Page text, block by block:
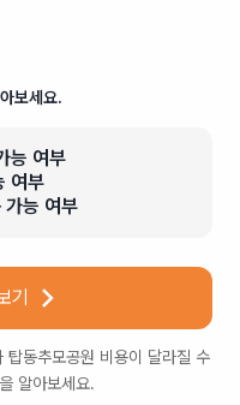
보세요.
능 여부
여부
가능 여부
기
탑동추모공원 비용이 달라질 수
알아보세요.